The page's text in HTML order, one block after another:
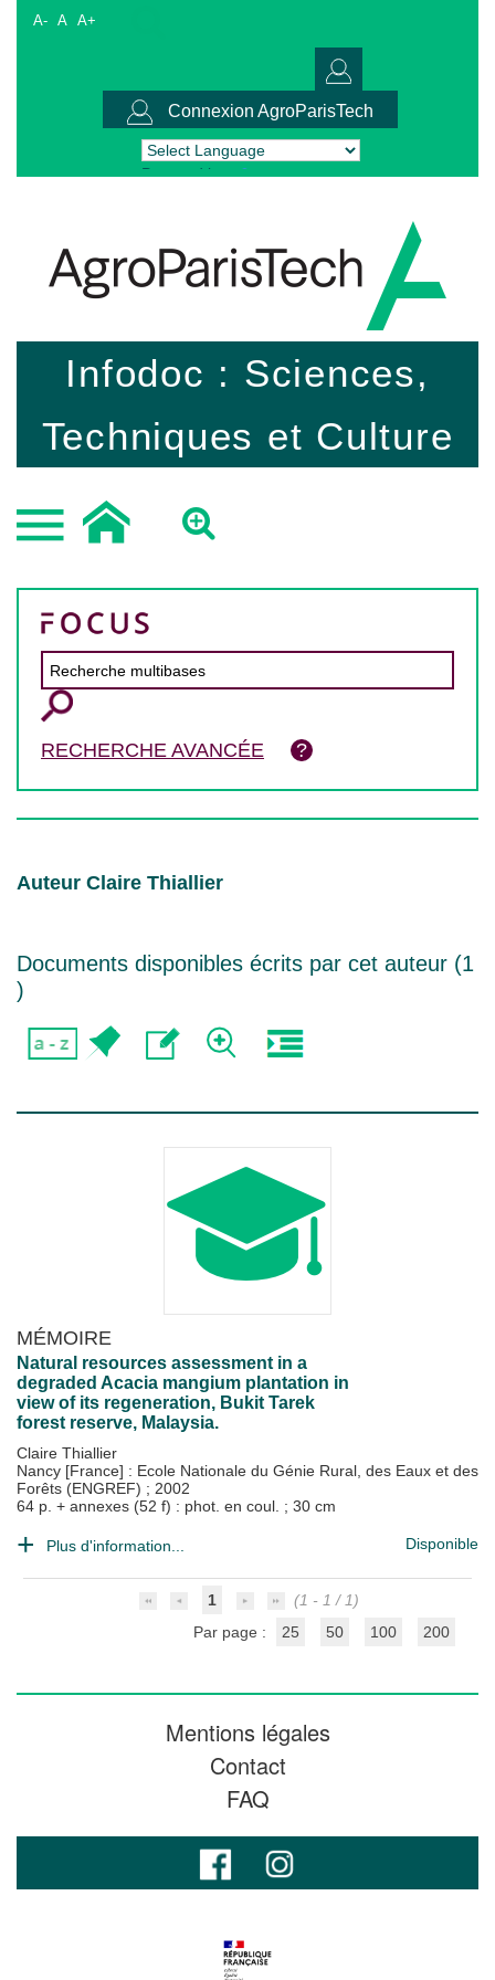
A- A A+
Connexion AgroParisTech
Powered by Translate
Infodoc : Sciences,
Techniques et Culture
RECHERCHE AVANCÉE
Auteur Claire Thiallier
Documents disponibles écrits par cet auteur (1
)
MÉMOIRE
Natural resources assessment in a
degraded Acacia mangium plantation in
view of its regeneration, Bukit Tarek
forest reserve, Malaysia.
Claire Thiallier
Nancy [France] : Ecole Nationale du Génie Rural, des Eaux et des
Forêts (ENGREF) ; 2002
64 p. + annexes (52 f) : phot. en coul. ; 30 cm
Plus d'information... Disponible
1
(1 - 1 / 1)
Par page :
25 50 100 200
Mentions légales
Contact
FAQ